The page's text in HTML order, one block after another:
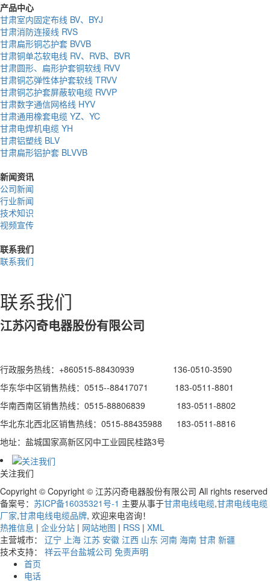
产品中心
甘肃室内固定布线 BV、BYJ
甘肃消防连接线 RVS
甘肃扁形铜芯护套 BVVB
甘肃铜单芯软电线 RV、RVB、BVR
甘肃圆形、扁形护套铜软线 RVV
甘肃铜芯弹性体护套软线 TRVV
甘肃铜芯护套屏蔽软电缆 RVVP
甘肃数字通信网格线 HYV
甘肃通用橡套电缆 YZ、YC
甘肃电焊机电缆 YH
甘肃铝塑线 BLV
甘肃扁形铝护套 BLVVB
新闻资讯
公司新闻
行业新闻
技术知识
视频宣传
联系我们
联系我们
联系我们
江苏闪奇电器股份有限公司
行政服务热线：+860515-88430939 136-0510-3590
华东华中区销售热线：0515--88417071 183-0511-8801
华南西南区销售热线：0515-88806839 183-0511-8802
华北东北西北区销售热线：0515-88435988 183-0511-8816
地址：盐城国家高新区冈中工业园民桂路3号
关注我们
Copyright © Copyright © 江苏闪奇电器股份有限公司 All rights reserved
备案号： 苏ICP备16035321号-1 主要从事于甘肃电线电缆,甘肃电线电缆
厂家,甘肃电线电缆品牌, 欢迎来电咨询！
热推信息 | 企业分站 | 网站地图 | RSS | XML
主营城市： 辽宁 上海 江苏 安徽 江西 山东 河南 海南 甘肃 新疆
技术支持： 祥云平台盐城公司 免责声明
首页
电话